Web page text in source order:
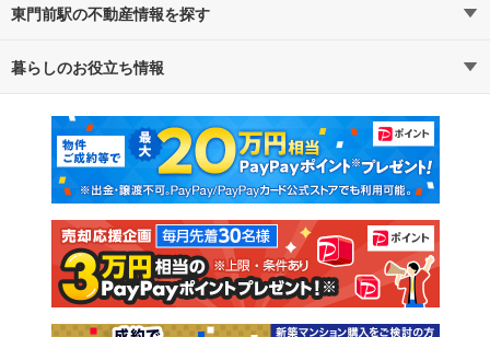
東門前駅の不動産情報を探す
不動産・住宅
新築マンション 中古マンション
新築一戸建て 中古一戸建て
注文住宅 土地
売却査定
暮らしのお役立ち情報
マンションカタログ 教えて！住まいの先生